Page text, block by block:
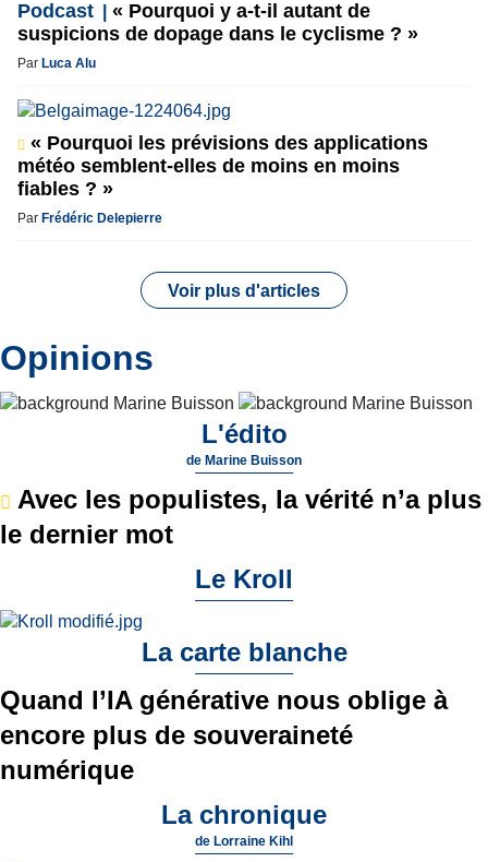
Podcast
« Pourquoi y a-t-il autant de
suspicions de dopage dans le cyclisme ? »
Par Luca Alu
« Pourquoi les prévisions des applications
météo semblent-elles de moins en moins
fiables ? »
Par Frédéric Delepierre
Voir plus d'articles
Opinions
L'édito
de Marine Buisson
Avec les populistes, la vérité n’a plus
le dernier mot
Le Kroll
La carte blanche
Quand l’IA générative nous oblige à
encore plus de souveraineté
numérique
La chronique
de Lorraine Kihl